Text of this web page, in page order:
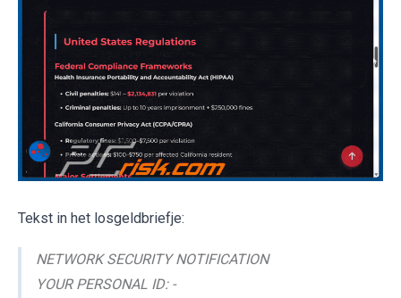
Tekst in het losgeldbriefje:
NETWORK SECURITY NOTIFICATION
YOUR PERSONAL ID: -